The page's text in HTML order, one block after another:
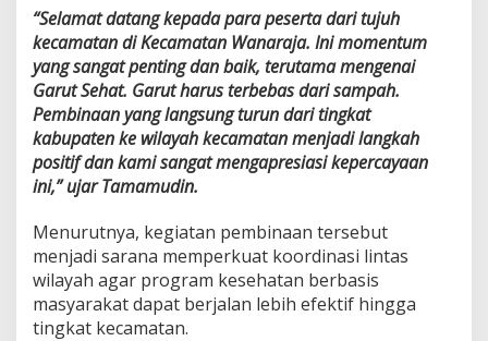
f
”
“Selamat datang kepada para peserta dari tujuh
kecamatan di Kecamatan Wanaraja. Ini momentum
yang sangat penting dan baik, terutama mengenai
Garut Sehat. Garut harus terbebas dari sampah.
Pembinaan yang langsung turun dari tingkat
kabupaten ke wilayah kecamatan menjadi langkah
positif dan kami sangat mengapresiasi kepercayaan
ini,” ujar Tamamudin.
Menurutnya, kegiatan pembinaan tersebut
menjadi sarana memperkuat koordinasi lintas
wilayah agar program kesehatan berbasis
masyarakat dapat berjalan lebih efektif hingga
tingkat kecamatan.